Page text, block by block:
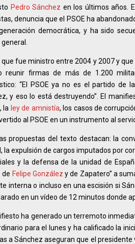
Pedro Sánchez en los últimos años.
denuncia que el PSOE ha
democrática, y ha sido
que fue ministro entre 2004 y 2007 y
reunir firmas de más de 1.200
“El PSOE ya no es el partido de
y eso lo está destruyendo”. El
la ley de amnistía, los casos de
al PSOE en un instrumento al
propuestas del texto destacan: la
la expulsión de cargos imputados por
y la defensa de la unidad de
de Felipe González y de Zapatero” a
interna o incluso en una escisión si
en un vídeo de 12 minutos donde
ha generado un terremoto
para el lunes y ha calificado la
a Sánchez aseguran que el